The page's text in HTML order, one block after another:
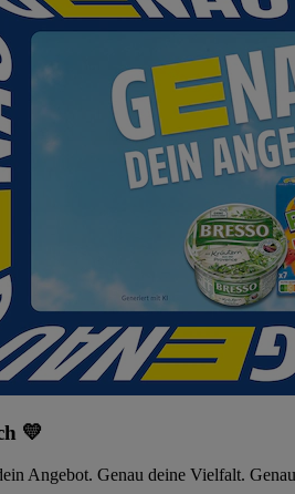
💛
Angebot. Genau deine Vielfalt.